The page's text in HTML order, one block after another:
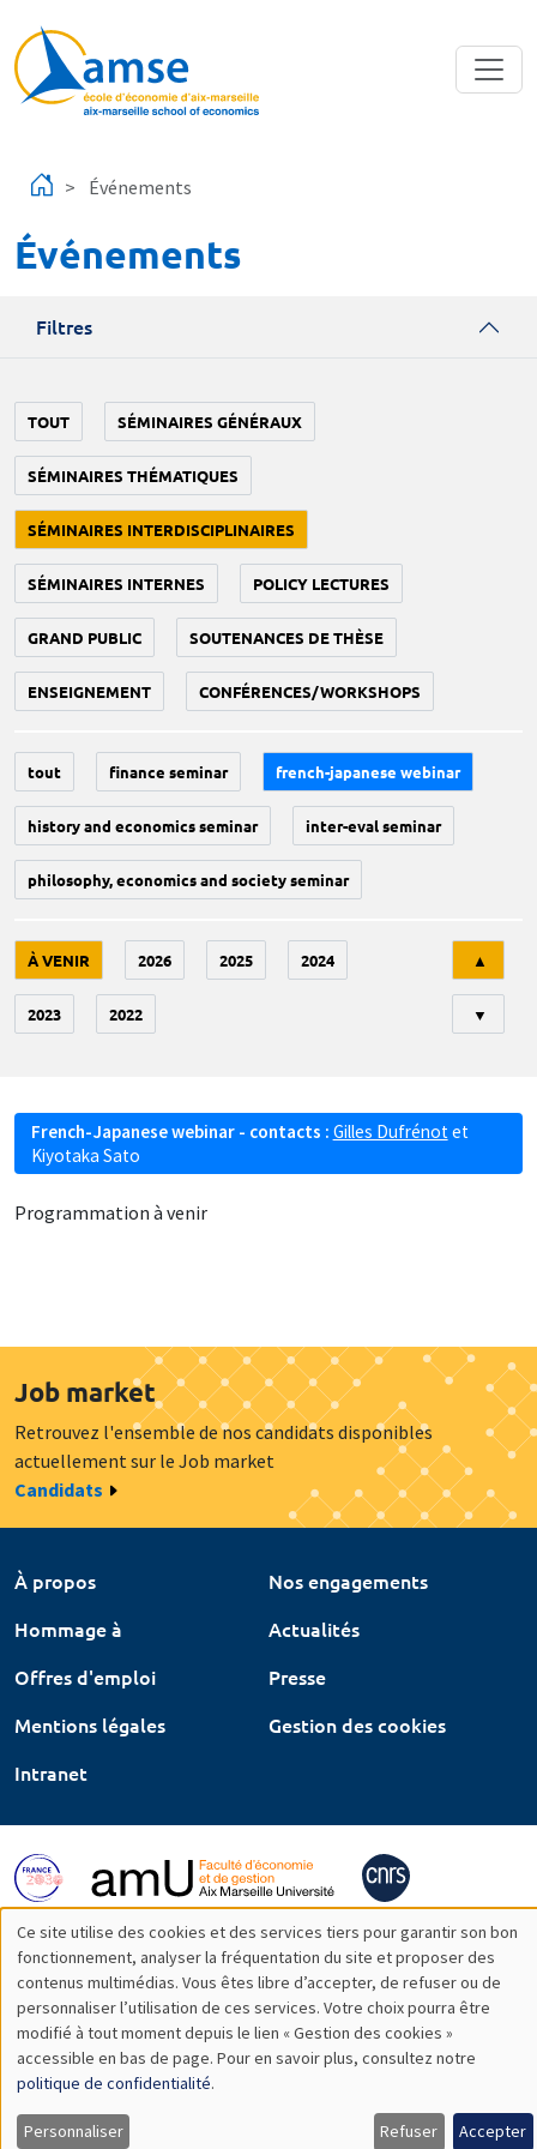
Événements
Événements
Filtres
TOUT SÉMINAIRES GÉNÉRAUX
SÉMINAIRES THÉMATIQUES
SÉMINAIRES INTERDISCIPLINAIRES
SÉMINAIRES INTERNES POLICY LECTURES
GRAND PUBLIC SOUTENANCES DE THÈSE
ENSEIGNEMENT CONFÉRENCES/WORKSHOPS
tout finance seminar french-japanese webinar
history and economics seminar inter-eval seminar
philosophy, economics and society seminar
À VENIR 2026 2025 2024
2023 2022
▲
▼
French-Japanese webinar - contacts : Gilles Dufrénot et
Kiyotaka Sato
Programmation à venir
Job market
Retrouvez l'ensemble de nos candidats disponibles
actuellement sur le Job market
Candidats
À propos
Nos engagements
Hommage à
Actualités
Offres d'emploi
Presse
Mentions légales
Gestion des cookies
Intranet
Utilisation
des
données
personnelles
et
Ce site utilise des cookies et des services tiers pour garantir son bon
fonctionnement, analyser la fréquentation du site et proposer des
contenus multimédias. Vous êtes libre d’accepter, de refuser ou de
personnaliser l’utilisation de ces services. Votre choix pourra être
modifié à tout moment depuis le lien « Gestion des cookies »
accessible en bas de page. Pour en savoir plus, consultez notre
politique de confidentialité.
Personnaliser Refuser Accepter